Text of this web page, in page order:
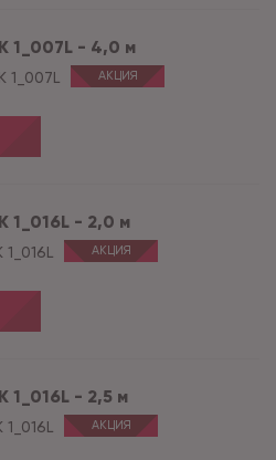
1_007L - 4,0 м
1_007L АКЦИЯ
1_016L - 2,0 м
АКЦИЯ
1_016L - 2,5 м
АКЦИЯ